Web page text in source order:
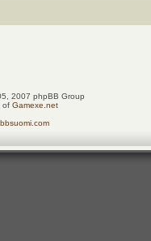
2007 phpBB Group
ofGamexe.net